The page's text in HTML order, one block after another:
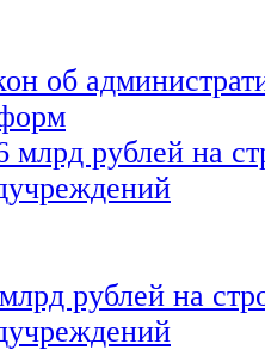
об
рублей на